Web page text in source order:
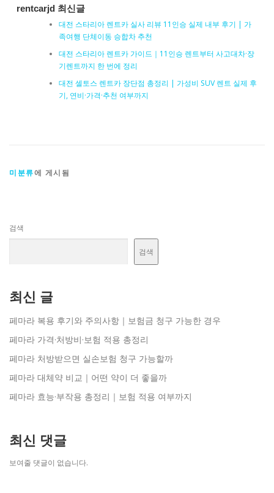
rentcarjd 최신글
대전 스타리아 렌트카 실사 리뷰 11인승 실제 내부 후기 | 가
족여행 단체이동 승합차 추천
대전 스타리아 렌트카 가이드｜11인승 렌트부터 사고대차·장
기렌트까지 한 번에 정리
대전 셀토스 렌트카 장단점 총정리 | 가성비 SUV 렌트 실제 후
기, 연비·가격·추천 여부까지
미분류에 게시됨
검색
검색
최신 글
페마라 복용 후기와 주의사항｜보험금 청구 가능한 경우
페마라 가격·처방비·보험 적용 총정리
페마라 처방받으면 실손보험 청구 가능할까
페마라 대체약 비교｜어떤 약이 더 좋을까
페마라 효능·부작용 총정리｜보험 적용 여부까지
최신 댓글
보여줄 댓글이 없습니다.